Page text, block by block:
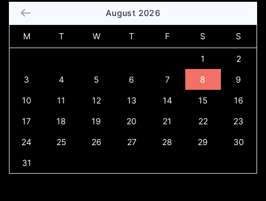
August 2026
M T W T F S S
1 2
3 4 5 6 7 8 9
10 11 12 13 14 15 16
17 18 19 20 21 22 23
24 25 26 27 28 29 30
31